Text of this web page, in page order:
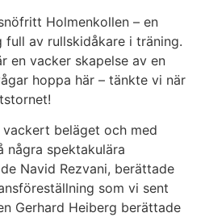
Holmenkollen – en
full av rullskidåkare i träning.
en vacker skapelse av en
hoppa här – tänkte vi när
beläget och med
några spektakulära
Navid Rezvani, berättade
som vi sent
Gerhard Heiberg berättade